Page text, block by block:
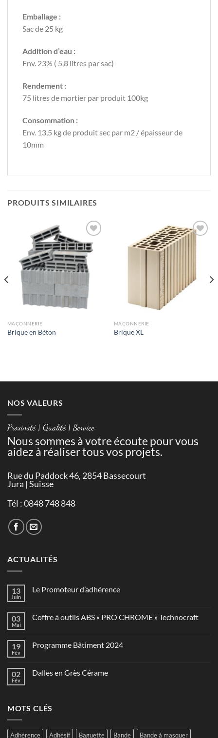
Emballage :
Sac de 25 kg
Addition d’eau :
Env. 23% ( 5,8 litres par sac)
Rendement :
75 litres de mortier par produit 100kg
Consommation :
Env. 13,5 kg de produit sec par m2 / épaisseur de
10mm
PRODUITS SIMILAIRES
Ajouter
à la liste
de
souhaits
MAÇONNERIE
Brique en Béton
MAÇONNERIE
Brique XL
NOS VALEURS
Proximité | Qualité | Service
Nous sommes à votre écoute pour vous
aidez à réaliser tous vos projets.
Rue du Paddock 46, 2854 Bassecourt
Jura | Suisse
Tél : 0848 748 848
ACTUALITÉS
13
Juin
Le Promoteur d’adhérence
03
Mai
Coffre à outils ABS « PRO CHROME » Technocraft
19
Fév
Programme Bâtiment 2024
02
Fév
Dalles en Grès Cérame
MOTS CLÉS
Adhérence Adhésif Baguette Bande Bande à masquer